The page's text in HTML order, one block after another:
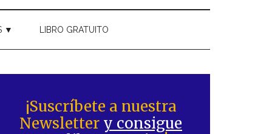
▼ LIBRO GRATUITO
¡Suscríbete a nuestra
Newsletter y consigue